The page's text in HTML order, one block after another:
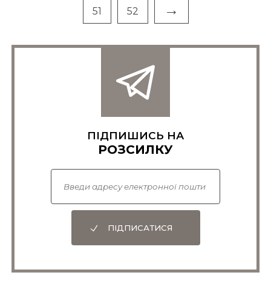
51 52 →
ПІДПИШИСЬ НА
РОЗСИЛКУ
ПІДПИСАТИСЯ